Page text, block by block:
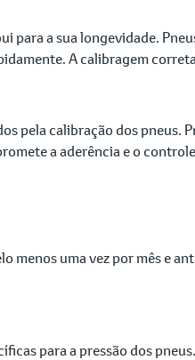
para a sua longevidade.
A calibragem
pela calibração dos
a aderência e o
menos uma vez por mês e
para a pressão dos